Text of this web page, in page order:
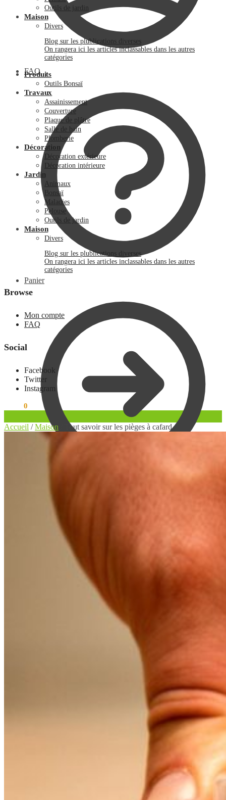
FAQ
Panier
Outils de jardin
Maison
Divers
Blog sur les plublications diverses
On rangera ici les articles inclassables dans les autres
catégories
Produits
Outils Bonsaï
Travaux
Assainissement
Couverture
Plaque de plâtre
Salle de bain
Plomberie
Décoration
Décoration extérieure
Décoration intérieure
Jardin
Animaux
Bonsaï
Maladies
Pelouse
Outils de jardin
Maison
Divers
Blog sur les plublications diverses
On rangera ici les articles inclassables dans les autres
catégories
Browse
Mon compte
FAQ
Social
Facebook
Twitter
Instagram
0
Accueil /Maison Tout savoir sur les pièges à cafard